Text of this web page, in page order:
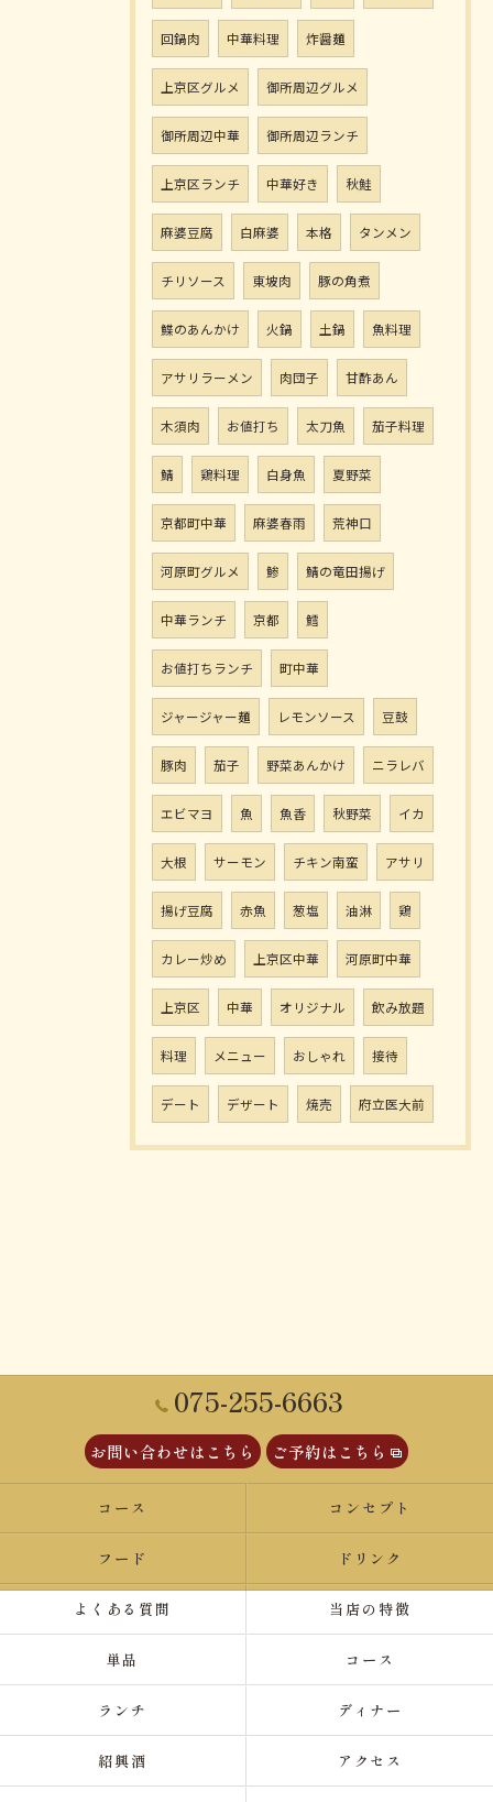
回鍋肉 中華料理 炸醤麺
上京区グルメ 御所周辺グルメ
御所周辺中華 御所周辺ランチ
上京区ランチ 中華好き 秋鮭
麻婆豆腐 白麻婆 本格 タンメン
チリソース 東坡肉 豚の角煮
鰈のあんかけ 火鍋 土鍋 魚料理
アサリラーメン 肉団子 甘酢あん
木須肉 お値打ち 太刀魚 茄子料理
鯖 鶏料理 白身魚 夏野菜
京都町中華 麻婆春雨 荒神口
河原町グルメ 鯵 鯖の竜田揚げ
中華ランチ 京都 鱈
お値打ちランチ 町中華
ジャージャー麺 レモンソース 豆鼓
豚肉 茄子 野菜あんかけ ニラレバ
エビマヨ 魚 魚香 秋野菜 イカ
大根 サーモン チキン南蛮 アサリ
揚げ豆腐 赤魚 葱塩 油淋 鶏
カレー炒め 上京区中華 河原町中華
上京区 中華 オリジナル 飲み放題
料理 メニュー おしゃれ 接待
デート デザート 焼売 府立医大前
075-255-6663
お問い合わせはこちら ご予約はこちら
コース コンセプト
フード ドリンク
よくある質問 当店の特徴
単品 コース
ランチ ディナー
紹興酒 アクセス